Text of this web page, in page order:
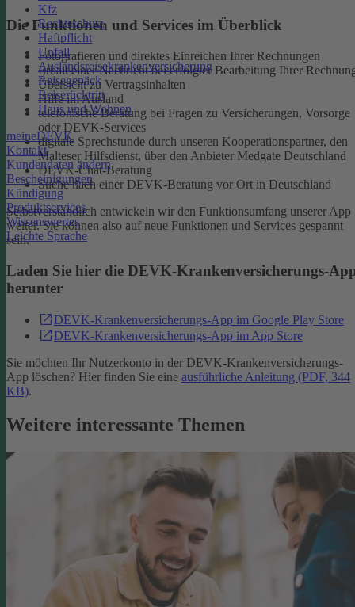
Kfz
Rechtsschutz
Haftpflicht
Unfall
Auslandsreisekrankenversicherung
Reisegepäck
Reiserücktritt
Haus und Wohnen
meineDEVK
Kontakt
Kundendaten ändern
Bescheinigungen
Kündigung
Produktservices
Wissenswertes
Leichte Sprache
Die Funktionen und Services im Überblick
Fotografieren und direktes Einreichen Ihrer Rechnungen
Erhalt einer Nachricht bei erfolgter Bearbeitung Ihrer
Übersicht zu Vertragsinhalten
Hilfe im Ausland
telefonische Beratung bei Fragen zu Versicherungen, Vorsorge
oder DEVK-Services
digitale Sprechstunde durch unseren Kooperationspartner, den
Malteser Hilfsdienst, über den Anbieter Medgate Deutschland
DEVK-Chat-Beratung
Suche nach einer DEVK-Beratung vor Ort in Deutschland
Selbstverständlich entwickeln wir den Funktionsumfang unserer App
weiter. Sie können also auf neue Funktionen und Services gespannt
sein.
Laden Sie hier die DEVK-Krankenversicherungs-
herunter
DEVK-Krankenversicherungs-App im Google Play Store
DEVK-Krankenversicherungs-App im App Store
Sie möchten Ihr Nutzerkonto in der DEVK-Krankenversicherungs-
App löschen? Hier finden Sie eine ausführliche Anleitung (PDF, 344
KB).
Weitere interessante Themen